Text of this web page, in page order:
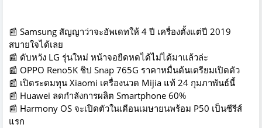
📰 Samsung สัญญาว่าจะอัพเดทให้ 4 ปี เครื่องตั้งแต่ปี 2019
สบายใจได้เลย
📰 ดับหวัง LG รุ่นใหม่ หน้าจอยืดหดได้ไม่ได้มาแล้วล่ะ
📰 OPPO Reno5K ชิป Snap 765G ราคาหมื่นต้นเตรียมเปิดตัว
📰 เปิดระดมทุน Xiaomi เครื่องนวด Mijia แท้ 24 กุมภาพันธ์นี้
📰 Huawei ลดกำลังการผลิต Smartphone 60%
📰 Harmony OS จะเปิดตัวในเดือนเมษายนพร้อม P50 เป็นซีรีส์
แรก